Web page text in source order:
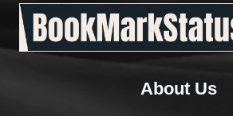
About Us